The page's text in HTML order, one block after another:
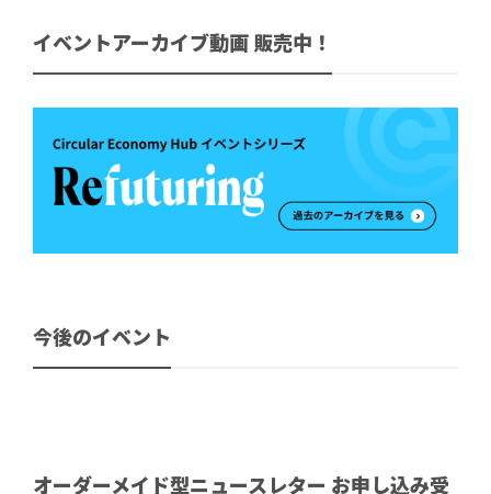
イベントアーカイブ動画 販売中！
今後のイベント
オーダーメイド型ニュースレター お申し込み受